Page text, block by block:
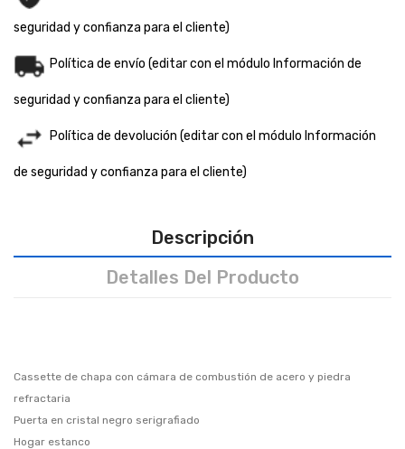
seguridad y confianza para el cliente)
Política de envío (editar con el módulo Información de
seguridad y confianza para el cliente)
Política de devolución (editar con el módulo Información
de seguridad y confianza para el cliente)
Descripción
Detalles Del Producto
Cassette de chapa con cámara de combustión de acero y piedra
refractaria
Puerta en cristal negro serigrafiado
Hogar estanco